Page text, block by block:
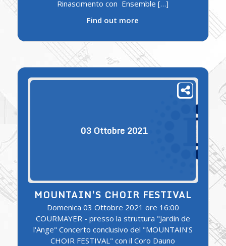
Rinascimento con Ensemble […]
Find out more
03 Ottobre 2021
MOUNTAIN’S CHOIR FESTIVAL
Domenica 03 Ottobre 2021 ore 16:00
COURMAYER - presso la struttura "Jardin de
l'Ange" Concerto conclusivo del "MOUNTAIN'S
CHOIR FESTIVAL" con il Coro Dauno